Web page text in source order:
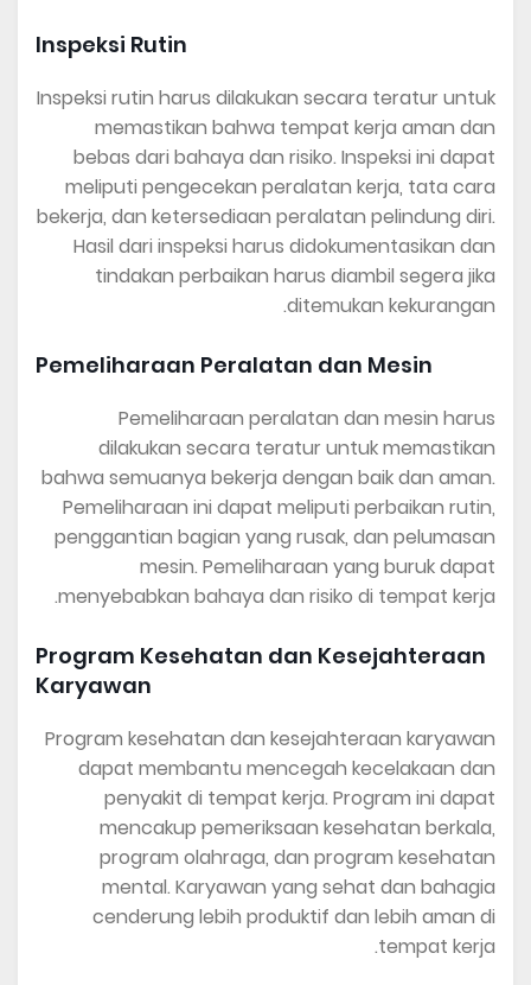
Inspeksi Rutin
Inspeksi rutin harus dilakukan secara teratur untuk
memastikan bahwa tempat kerja aman dan
bebas dari bahaya dan risiko. Inspeksi ini dapat
meliputi pengecekan peralatan kerja, tata cara
bekerja, dan ketersediaan peralatan pelindung diri.
Hasil dari inspeksi harus didokumentasikan dan
tindakan perbaikan harus diambil segera jika
ditemukan kekurangan.
Pemeliharaan Peralatan dan Mesin
Pemeliharaan peralatan dan mesin harus
dilakukan secara teratur untuk memastikan
bahwa semuanya bekerja dengan baik dan aman.
Pemeliharaan ini dapat meliputi perbaikan rutin,
penggantian bagian yang rusak, dan pelumasan
mesin. Pemeliharaan yang buruk dapat
menyebabkan bahaya dan risiko di tempat kerja.
Program Kesehatan dan Kesejahteraan
Karyawan
Program kesehatan dan kesejahteraan karyawan
dapat membantu mencegah kecelakaan dan
penyakit di tempat kerja. Program ini dapat
mencakup pemeriksaan kesehatan berkala,
program olahraga, dan program kesehatan
mental. Karyawan yang sehat dan bahagia
cenderung lebih produktif dan lebih aman di
tempat kerja.